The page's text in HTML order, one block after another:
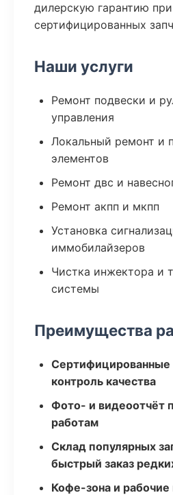
дилерскую гарантию
сертифицированных
Наши услуги
Ремонт подвески и
управления
Локальный ремонт и
элементов
Ремонт двс и
Ремонт акпп и мкпп
Установка
иммобилайзеров
Чистка инжектора и
системы
Преимущества
Сертифицированные
контроль качества
Фото- и видеоотчёт
работам
Склад популярных
быстрый заказ
Кофе-зона и